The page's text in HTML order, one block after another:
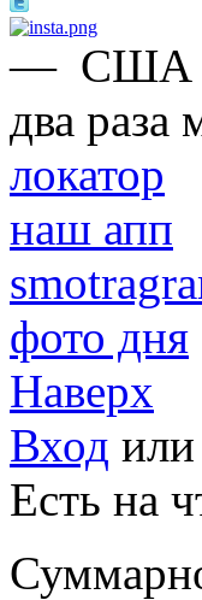
— США
два
локатор
наш апп
фото дня
Наверх
Вход или
Есть на